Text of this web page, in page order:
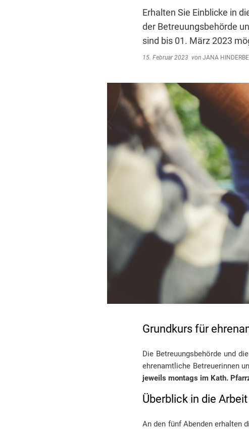
Erhalten Sie Einblicke in
der Betreuungsbehörde
sind bis 01. März 2023
15. Februar 2023 von JANA
Grundkurs für
Die Betreuungsbehörde und
ehrenamtliche Betreuerinnen
jeweils montags im Kath.
Überblick in die
An den fünf Abenden erhalten